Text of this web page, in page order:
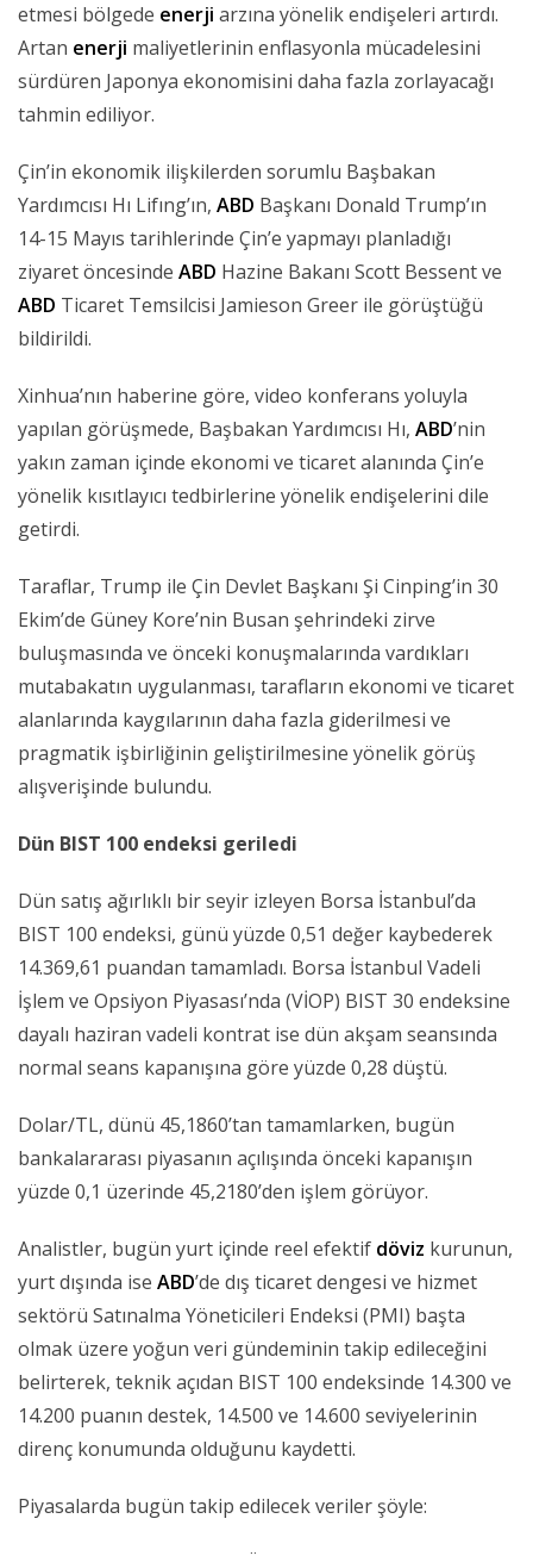
etmesi bölgede enerji arzına yönelik endişeleri artırdı.
Artan enerji maliyetlerinin enflasyonla mücadelesini
sürdüren Japonya ekonomisini daha fazla zorlayacağı
tahmin ediliyor.
Çin’in ekonomik ilişkilerden sorumlu Başbakan
Yardımcısı Hı Lifıng’ın, ABD Başkanı Donald Trump’ın
14-15 Mayıs tarihlerinde Çin’e yapmayı planladığı
ziyaret öncesinde ABD Hazine Bakanı Scott Bessent ve
ABD Ticaret Temsilcisi Jamieson Greer ile görüştüğü
bildirildi.
Xinhua’nın haberine göre, video konferans yoluyla
yapılan görüşmede, Başbakan Yardımcısı Hı, ABD’nin
yakın zaman içinde ekonomi ve ticaret alanında Çin’e
yönelik kısıtlayıcı tedbirlerine yönelik endişelerini dile
getirdi.
Taraflar, Trump ile Çin Devlet Başkanı Şi Cinping’in 30
Ekim’de Güney Kore’nin Busan şehrindeki zirve
buluşmasında ve önceki konuşmalarında vardıkları
mutabakatın uygulanması, tarafların ekonomi ve ticaret
alanlarında kaygılarının daha fazla giderilmesi ve
pragmatik işbirliğinin geliştirilmesine yönelik görüş
alışverişinde bulundu.
Dün BIST 100 endeksi geriledi
Dün satış ağırlıklı bir seyir izleyen Borsa İstanbul’da
BIST 100 endeksi, günü yüzde 0,51 değer kaybederek
14.369,61 puandan tamamladı. Borsa İstanbul Vadeli
İşlem ve Opsiyon Piyasası’nda (VİOP) BIST 30 endeksine
dayalı haziran vadeli kontrat ise dün akşam seansında
normal seans kapanışına göre yüzde 0,28 düştü.
Dolar/TL, dünü 45,1860’tan tamamlarken, bugün
bankalararası piyasanın açılışında önceki kapanışın
yüzde 0,1 üzerinde 45,2180’den işlem görüyor.
Analistler, bugün yurt içinde reel efektif döviz kurunun,
yurt dışında ise ABD’de dış ticaret dengesi ve hizmet
sektörü Satınalma Yöneticileri Endeksi (PMI) başta
olmak üzere yoğun veri gündeminin takip edileceğini
belirterek, teknik açıdan BIST 100 endeksinde 14.300 ve
14.200 puanın destek, 14.500 ve 14.600 seviyelerinin
direnç konumunda olduğunu kaydetti.
Piyasalarda bugün takip edilecek veriler şöyle: